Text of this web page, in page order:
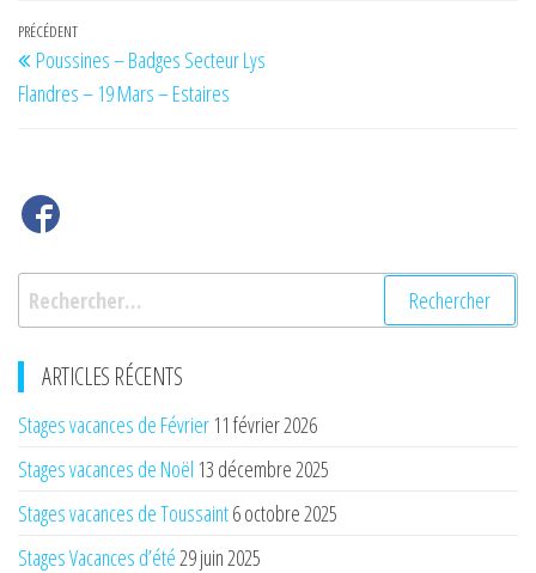
Navigation
de
l’article
Article
précédent
PRÉCÉDENT
Poussines – Badges Secteur Lys
Flandres – 19 Mars – Estaires
Rechercher :
ARTICLES RÉCENTS
Stages vacances de Février 11 février 2026
Stages vacances de Noël 13 décembre 2025
Stages vacances de Toussaint6 octobre 2025
Stages Vacances d’été29 juin 2025